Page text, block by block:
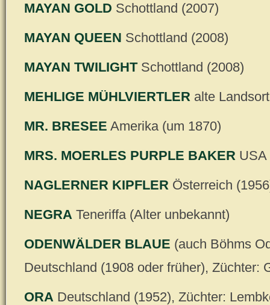
MAYAN GOLD Schottland (2007)
MAYAN QUEEN Schottland (2008)
MAYAN TWILIGHTSchottland (2008)
MEHLIGE MÜHLVIERTLER alte
MR. BRESEE Amerika (um 1870)
MRS. MOERLES PURPLE BAKER USA
NAGLERNER KIPFLER Österreich
NEGRA Teneriffa (Alter unbekannt)
ODENWÄLDER BLAUE (auch Böhms
Deutschland (1908 oder früher), Züchter:
ORA Deutschland (1952), Züchter: